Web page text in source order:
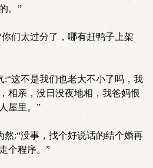
。”
你们太过分了，哪有赶鸭子上架
:“这不是我们也老大不小了吗，我
相亲，没日没夜地相，我爸妈恨
屋里。”
然:“没事，找个好说话的结个婚再
个程序。”